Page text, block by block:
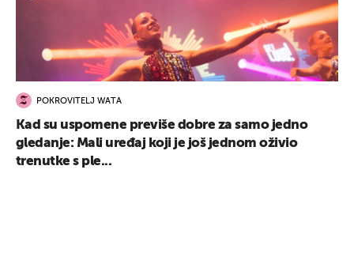
POKROVITELJ WATA
Kad su uspomene previše dobre za samo jedno
gledanje: Mali uređaj koji je još jednom oživio
trenutke s ple...